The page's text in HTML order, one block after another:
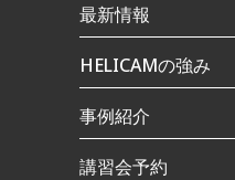
最新情報
HELICAMの強み
事例紹介
講習会予約